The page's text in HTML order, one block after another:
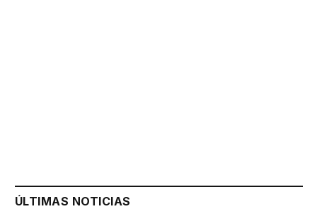
ÚLTIMAS NOTICIAS